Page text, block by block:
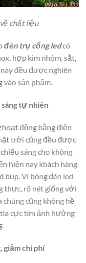
chất liệu
đèn trụ cổng ledcó
hợp kim nhôm, sắt,
đều được nghiên
sản phẩm.
tự nhiên
hoạt động bằng điện
trời cũng đều được
sáng cho không
hiện nay khách hàng
búp. Vì bóng đèn led
thực, rõ nét giống với
cũng không hề
cực tím ảnh hưởng
giảm chi phí